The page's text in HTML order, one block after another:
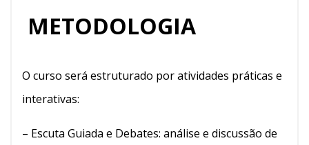
METODOLOGIA
O curso será estruturado por atividades práticas e
interativas:
– Escuta Guiada e Debates: análise e discussão de